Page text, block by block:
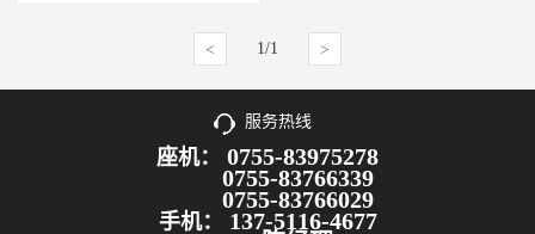
< 1/1 >
服务热线
座机：
0755-83975278
0755-83766339
0755-83766029
手机：
137-5116-4677